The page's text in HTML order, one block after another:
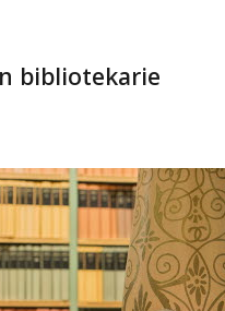
bibliotekarie